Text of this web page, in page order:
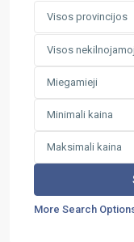
Visos provincijos
Visos
More Search